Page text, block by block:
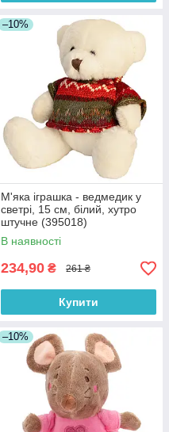
–10%
М'яка іграшка - ведмедик у
светрі, 15 см, білий, хутро
штучне (395018)
В наявності
234,90 ₴ 261 ₴
Купити
–10%